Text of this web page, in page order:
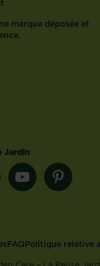
marque déposée et
Jardin
FAQPolitique relative